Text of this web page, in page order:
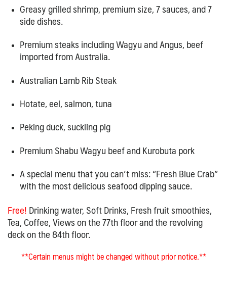
Greasy grilled shrimp, premium size, 7 sauces, and 7
side dishes.
Premium steaks including Wagyu and Angus, beef
imported from Australia.
Australian Lamb Rib Steak
Hotate, eel, salmon, tuna
Peking duck, suckling pig
Premium Shabu Wagyu beef and Kurobuta pork
A special menu that you can’t miss: “Fresh Blue Crab”
with the most delicious seafood dipping sauce.
Free!Drinking water,Soft Drinks, Fresh fruit smoothies,
Tea, Coffee, Views on the 77th floor and the revolving
deck on the 84th floor.
**Certain menus might be changed without prior notice.**